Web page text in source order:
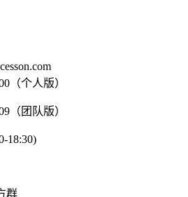
（个人版）
（团队版）
18:30)